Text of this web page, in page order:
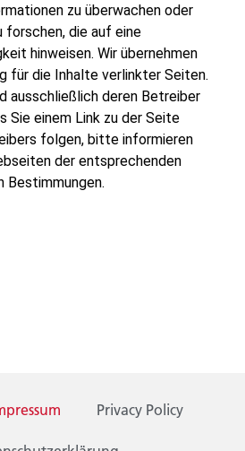
zu überwachen oder
forschen, die auf eine
hinweisen. Wir übernehmen
für die Inhalte verlinkter Seiten.
ausschließlich deren Betreiber
Sie einem Link zu der Seite
folgen, bitte informieren
der entsprechenden
Bestimmungen.
Privacy Policy